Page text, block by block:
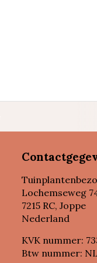
Lochemseweg
7215 RC, Joppe
Nederland
KVK nummer:
Btw nummer: